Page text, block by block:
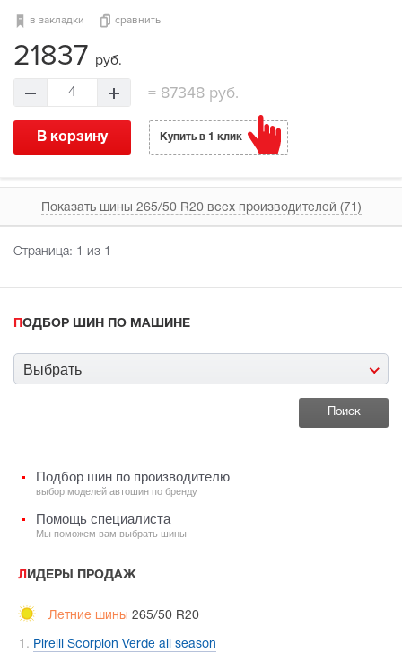
в закладки сравнить
21837 руб.
4 = 87348 руб.
В корзину Купить в 1 клик
Показать шины 265/50 R20 всех производителей (71)
Страница: 1 из 1
ПОДБОР ШИН ПО МАШИНЕ
Выбрать
Подбор шин по производителю
выбор моделей автошин по бренду
Помощь специалиста
Мы поможем вам выбрать шины
ЛИДЕРЫ ПРОДАЖ
Летние шины 265/50 R20
Pirelli Scorpion Verde all season